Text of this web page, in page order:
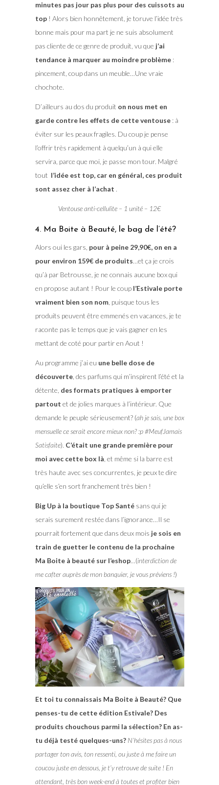
minutes pas jour pas plus pour des cuissots au
top! Alors bien honnêtement, je toruve l’idée très
bonne mais pour ma part je ne suis absolument
pas cliente de ce genre de produit, vu que j’ai
tendance à marquer au moindre problème:
pincement, coup dans un meuble…Une vraie
chochote.
D’ailleurs au dos du produit on nous met en
garde contre les effets de cette ventouse: à
éviter sur les peaux fragiles. Du coup je pense
l’offrir très rapidement à quelqu’un à qui elle
servira, parce que moi, je passe mon tour. Malgré
tout l’idée est top, car en général, ces produit
sont assez cher à l’achat .
Ventouse anti-cellulite – 1 unité – 12€
4. Ma Boite à Beauté, le bag de l’été?
Alors oui les gars, pour à peine 29,90€, on en a
pour environ 159€ de produits…et ça je crois
qu’à par Betrousse, je ne connais aucune box qui
en propose autant ! Pour le coupl’Estivale porte
vraiment bien son nom, puisque tous les
produits peuvent être emmenés en vacances, je te
raconte pas le temps que je vais gagner en les
mettant de coté pour partir en Aout !
Au programme j’ai eu une belle dose de
découverte, des parfums qui m’inspirent l’été et la
détente, des formats pratiques à emporter
partout et de jolies marques à l’intérieur. Que
demande le peuple sérieusement? (ah je sais, une box
mensuelle ce serait encore mieux non? :p #MeufJamais
Satisfaite). C’était une grande première pour
moi avec cette box là , et même si la barre est
très haute avec ses concurrentes, je peux te dire
qu’elle s’en sort franchement très bien !
Big Up à la boutique Top Santésans qui je
serais surement restée dans l’ignorance…Il se
pourrait fortement que dans deux mois je sois en
train de guetter le contenu de la prochaine
Ma Boite à beauté sur l’eshop…(interdiction de
me cafter auprès de mon banquier, je vous préviens !)
Et toi tu connaissais Ma Boite à Beauté? Que
penses-tu de cette édition Estivale? Des
produits chouchous parmi la sélection? En as-
tu déjà testé quelques-uns? N’hésites pas à nous
partager ton avis, ton ressenti, ou juste à me faire un
coucou juste en dessous, je t’y retrouve de suite ! En
attendant, très bon week-end à toutes et profiter bien